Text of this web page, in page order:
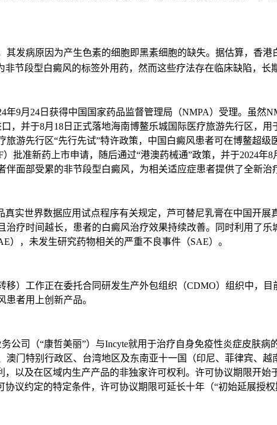
发病原因为产生色素的细胞即黑素细胞的缺失。据估算，香
节段型白癜风的标签外用药，然而这些疗法存在临床缺陷，长
年9月24日获得中国国家药品监督管理局（NMPA）受理。虽然
，并于8月18日正式落地海南博鳌乐城国际医疗旅游先行区，
游先行区“先行先试”特许政策，中国白癜风患者可在博鳌超
批准新药上市申请，随后通过“港澳药械通”政策，并于2024
伴面部受累的非节段型白癜风，为相关适应症患者提供了全新治
实世界数据应用试点程序有关规定，芦可替尼乳膏在中国开
疗时间越长，患者的白癜风治疗效果持续改善。同时利用了
），未发生研究药物相关的严重不良事件（SAE）。
）工作正在委托合同研发生产外包组织（CDMO）组织中，
者用上创新产品。
公司（“康哲美丽”）与Incyte就用于治疗自身免疫性炎症皮肤
门特别行政区、台湾地区及东南亚十一国（印尼、菲律宾、
以及在区域内生产产品的非独家许可权利。许可协议期限开
议约定的特定条件，许可协议期限可延长十年（“初始延展授